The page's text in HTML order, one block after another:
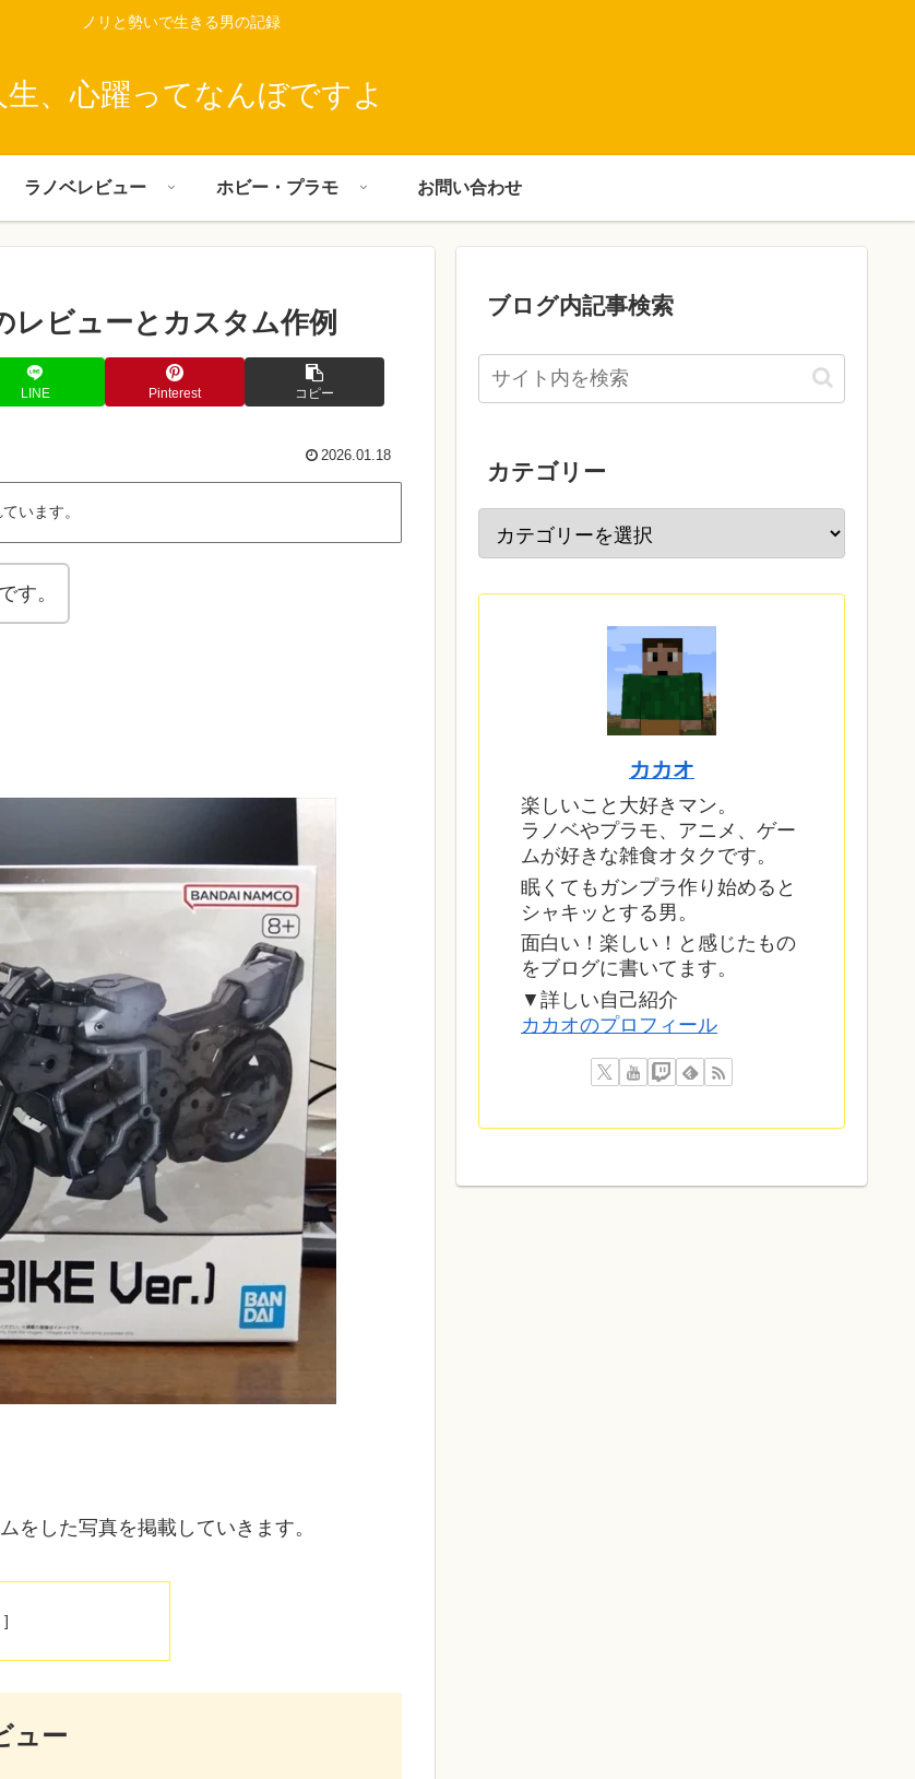
ノリと勢いで生きる男の記録
生、心躍ってなんぼですよ
ラノベレビュー ホビー・プラモ お問い合わせ
レビューとカスタム作例
LINE Pinterest コピー
2026.01.18
います。
す。
をした写真を掲載していきます。
ュー
ブログ内記事検索
カテゴリー
カカオ
楽しいこと大好きマン。
ラノベやプラモ、アニメ、ゲー
ムが好きな雑食オタクです。
眠くてもガンプラ作り始めると
シャキッとする男。
面白い！楽しい！と感じたもの
をブログに書いてます。
▼詳しい自己紹介
カカオのプロフィール